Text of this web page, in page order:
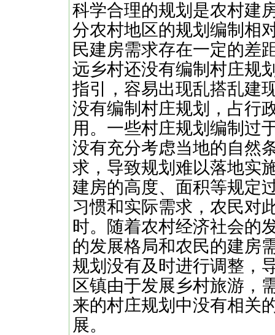
科学合理的规划是农村建
分农村地区的规划编制相
民建房需求存在一定的差
远乡村还没有编制村庄规
指引，容易出现乱搭乱建
没有编制村庄规划，占行
用。一些村庄规划编制过
没有充分考虑当地的自然
求，导致规划难以落地实
建房的高度、面积等规定
习惯和实际需求，农民对
时。随着农村经济社会的
的发展格局和农民的建房
规划没有及时进行调整，
区镇由于发展乡村旅游，
来的村庄规划中没有相关
展。